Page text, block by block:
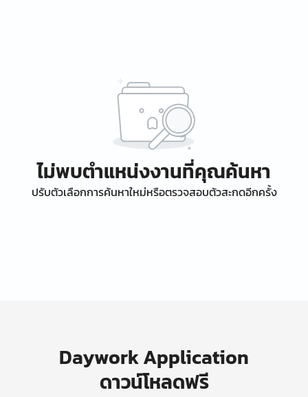
ไม่พบตำแหน่งงานที่คุณค้นหา
ปรับตัวเลือกการค้นหาใหม่หรือตรวจสอบตัวสะกดอีกครั้ง
Daywork Application
ดาวน์โหลดฟรี